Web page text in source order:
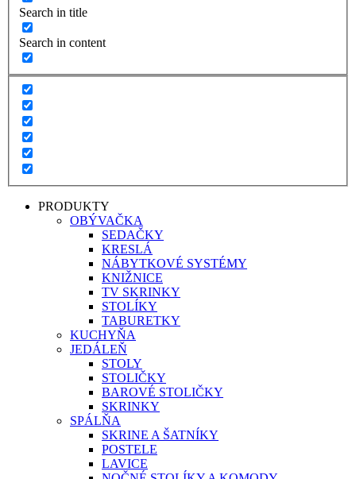
Search in title
Search in content
PRODUKTY
OBÝVAČKA
SEDAČKY
KRESLÁ
NÁBYTKOVÉ SYSTÉMY
KNIŽNICE
TV SKRINKY
STOLÍKY
TABURETKY
KUCHYŇA
JEDÁLEŇ
STOLY
STOLIČKY
BAROVÉ STOLIČKY
SKRINKY
SPÁLŇA
SKRINE A ŠATNÍKY
POSTELE
LAVICE